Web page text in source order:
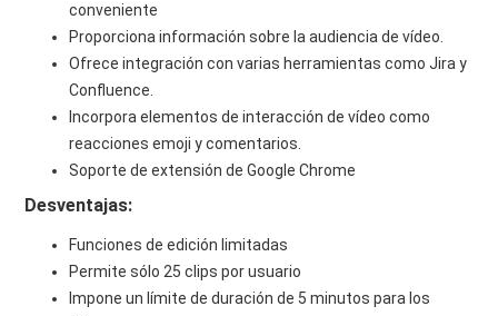
conveniente
Proporciona información sobre la audiencia de vídeo.
Ofrece integración con varias herramientas como Jira y
Confluence.
Incorpora elementos de interacción de vídeo como
reacciones emoji y comentarios.
Soporte de extensión de Google Chrome
Desventajas:
Funciones de edición limitadas
Permite sólo 25 clips por usuario
Impone un límite de duración de 5 minutos para los